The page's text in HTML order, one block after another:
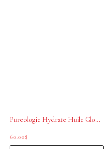
Pureologie Hydrate Huile Glow Catcher 50 ml
60.00$